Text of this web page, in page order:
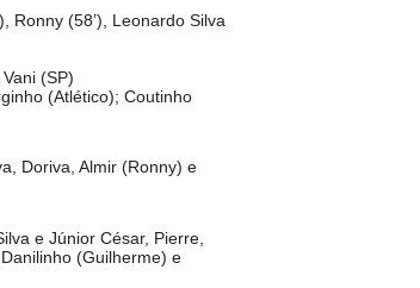
Ronny (58’), Leonardo Silva
(SP)
(Atlético); Coutinho
Doriva, Almir (Ronny) e
e Júnior César, Pierre,
(Guilherme) e